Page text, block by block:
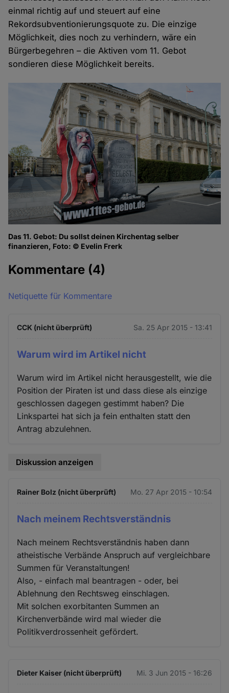
einmal richtig auf und steuert auf eine
Rekordsubventionierungsquote zu. Die einzige
Möglichkeit, dies noch zu verhindern, wäre ein
Bürgerbegehren – die Aktiven vom 11. Gebot
sondieren diese Möglichkeit bereits.
Das 11. Gebot: Du sollst deinen Kirchentag selber
finanzieren, Foto: © Evelin Frerk
Kommentare (4)
Netiquette für Kommentare
CCK (nicht überprüft) Sa. 25 Apr 2015 - 13:41
Warum wird im Artikel nicht
Warum wird im Artikel nicht herausgestellt, wie die
Position der Piraten ist und dass diese als einzige
geschlossen dagegen gestimmt haben? Die
Linkspartei hat sich ja fein enthalten statt den
Antrag abzulehnen.
Diskussion anzeigen
Rainer Bolz (nicht überprüft) Mo. 27 Apr 2015 - 10:54
Nach meinem Rechtsverständnis
Nach meinem Rechtsverständnis haben dann
atheistische Verbände Anspruch auf vergleichbare
Summen für Veranstaltungen!
Also, - einfach mal beantragen - oder, bei
Ablehnung den Rechtsweg einschlagen.
Mit solchen exorbitanten Summen an
Kirchenverbände wird mal wieder die
Politikverdrossenheit gefördert.
Dieter Kaiser (nicht überprüft) Mi. 3 Jun 2015 - 16:26